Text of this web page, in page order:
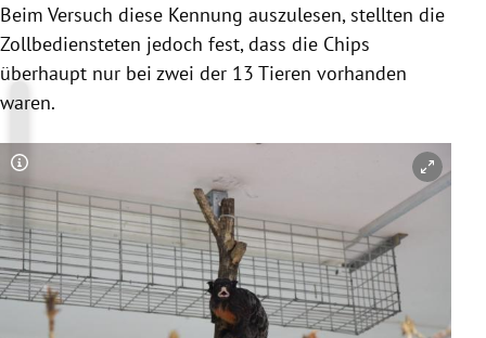
Beim Versuch diese Kennung auszulesen, stellten die
Zollbediensteten jedoch fest, dass die Chips
überhaupt nur bei zwei der 13 Tieren vorhanden
waren.
Copyright-Hinweis öffnen/schließen